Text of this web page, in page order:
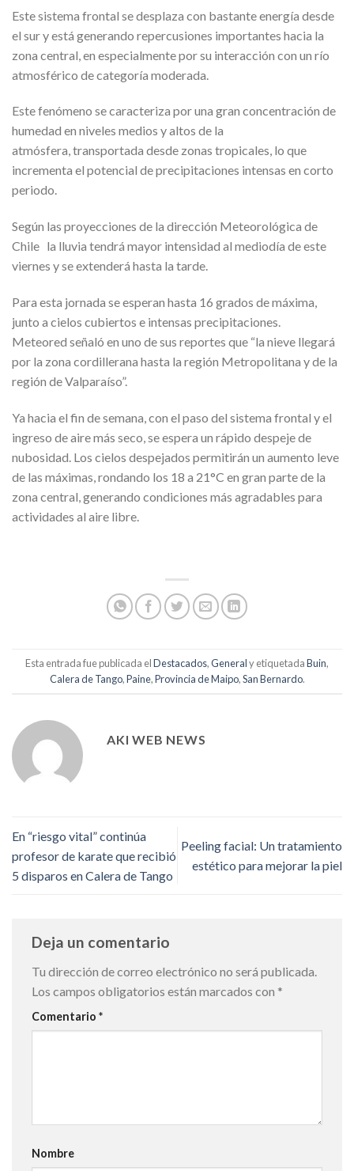
Este sistema frontal se desplaza con bastante energía desde
el sur y está generando repercusiones importantes hacia la
zona central, en especialmente por su interacción con un río
atmosférico de categoría moderada.
Este fenómeno se caracteriza por una gran concentración de
humedad en niveles medios y altos de la
atmósfera, transportada desde zonas tropicales, lo que
incrementa el potencial de precipitaciones intensas en corto
periodo.
Según las proyecciones de la dirección Meteorológica de
Chile la lluvia tendrá mayor intensidad al mediodía de este
viernes y se extenderá hasta la tarde.
Para esta jornada se esperan hasta 16 grados de máxima,
junto a cielos cubiertos e intensas precipitaciones.
Meteored señaló en uno de sus reportes que “la nieve llegará
por la zona cordillerana hasta la región Metropolitana y de la
región de Valparaíso”.
Ya hacia el fin de semana, con el paso del sistema frontal y el
ingreso de aire más seco, se espera un rápido despeje de
nubosidad. Los cielos despejados permitirán un aumento leve
de las máximas, rondando los 18 a 21°C en gran parte de la
zona central, generando condiciones más agradables para
actividades al aire libre.
Esta entrada fue publicada elDestacados,Generaly etiquetadaBuin,
Calera de Tango,Paine,Provincia de Maipo,San Bernardo.
AKI WEB NEWS
En “riesgo vital” continúa
profesor de karate que recibió
5 disparos en Calera de Tango
Peeling facial: Un tratamiento
estético para mejorar la piel
Deja un comentario
Tu dirección de correo electrónico no será publicada.
Los campos obligatorios están marcados con *
Comentario *
Nombre